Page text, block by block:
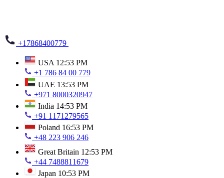
+17868400779
USA 12:53 PM
+1 786 84 00 779
UAE 13:53 PM
+971 8000320947
India 14:53 PM
+91 1171279565
Poland 16:53 PM
+48 223 906 246
Great Britain 12:53 PM
+44 7488811679
Japan 10:53 PM